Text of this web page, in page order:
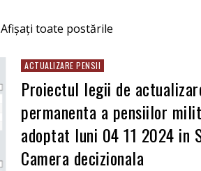
Afișați toate postările
ACTUALIZARE PENSII
Proiectul legii de
permanenta a pensiilor
adoptat luni 04 11 2024 in
Camera decizionala